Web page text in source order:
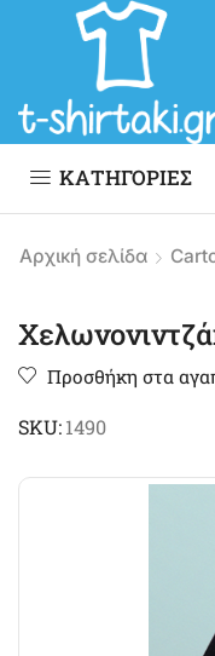
ΚΑΤΗΓΟΡΙΕΣ
Αρχική σελίδα
Προσθήκη στα
SKU:1490